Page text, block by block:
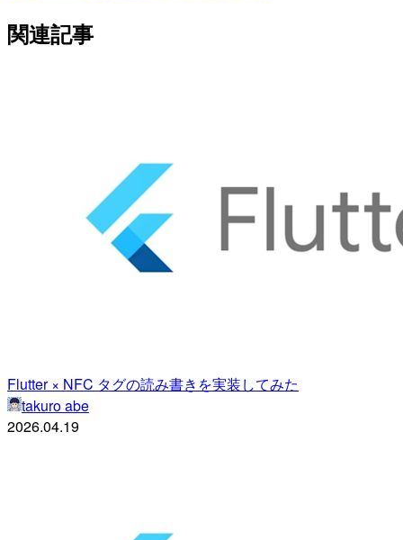
関連記事
Flutter × NFC タグの読み書きを実装してみた
takuro abe
2026.04.19